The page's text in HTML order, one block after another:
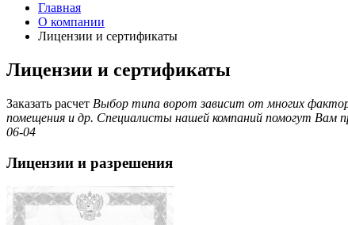
Главная
О компании
Лицензии и сертификаты
Лицензии и сертификаты
Заказать расчет Выбор типа ворот зависит от многих
помещения и др. Специалисты нашей компаний помогут Вам
06-04
Лицензии и разрешения